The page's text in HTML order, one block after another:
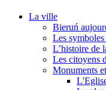
La ville
Bieruń
Les
L’histoire de
Les citoyens
Monuments